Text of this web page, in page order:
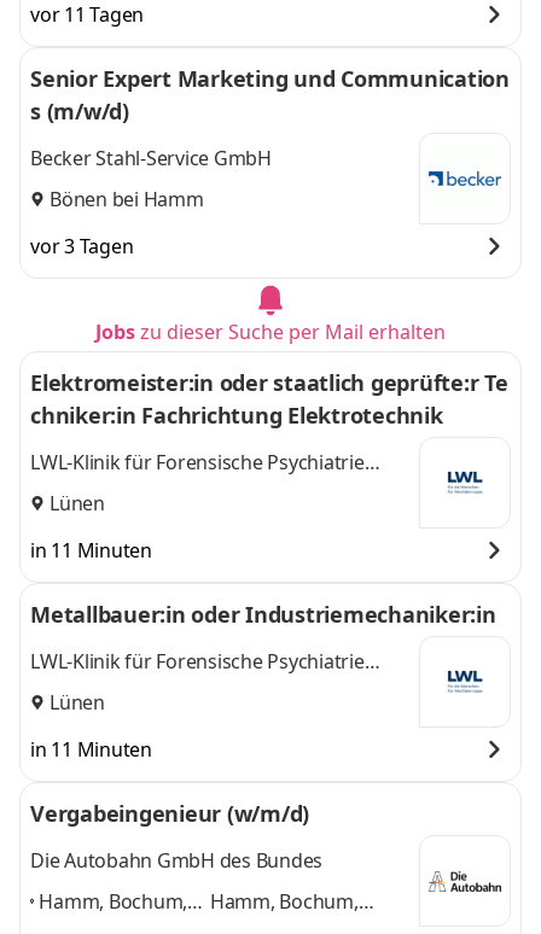
vor 11 Tagen
Senior Expert Marketing und Communication
s (m/w/d)
Becker Stahl-Service GmbH
Bönen bei Hamm
vor 3 Tagen
Jobszu dieser Suche per Mail erhalten
Elektromeister:in oder staatlich geprüfte:r Te
chniker:in Fachrichtung Elektrotechnik
LWL-Klinik für Forensische Psychiatrie
Dortmund
Lünen
in 11 Minuten
Metallbauer:in oder Industriemechaniker:in
LWL-Klinik für Forensische Psychiatrie
Dortmund - Wilfried-Rasch-Klinik
Lünen
in 11 Minuten
Vergabeingenieur (w/m/d)
Die Autobahn GmbH des Bundes
Hamm, Bochum,
Hamm, Bochum,